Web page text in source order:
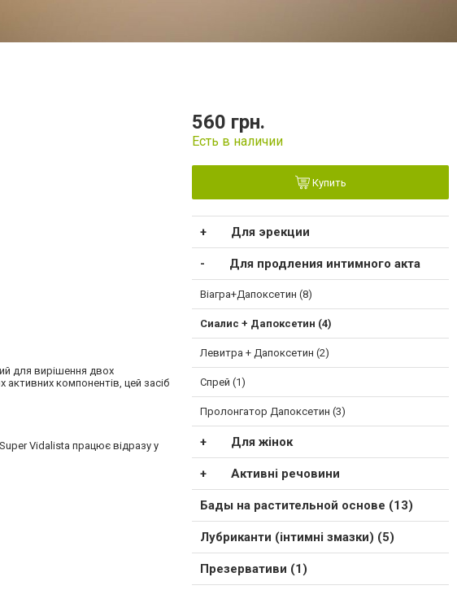
для вирішення двох
компонентів, цей засіб
Vidalista працює відразу у
560 грн.
Есть в наличии
Купить
Для эрекции
Для продления интимного акта
Віагра+Дапоксетин (8)
Сиалис + Дапоксетин (4)
Левитра + Дапоксетин (2)
Спрей (1)
Пролонгатор Дапоксетин (3)
Для жінок
Активні речовини
Бады на растительной основе (13)
Лубриканти (інтимні змазки) (5)
Презервативи (1)